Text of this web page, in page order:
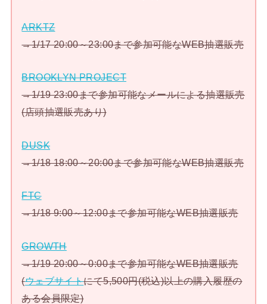
ARKTZ
→1/17 20:00～23:00まで参加可能なWEB抽選販売
BROOKLYN PROJECT
→1/19 23:00まで参加可能なメールによる抽選販売
(店頭抽選販売あり)
DUSK
→1/18 18:00～20:00まで参加可能なWEB抽選販売
FTC
→1/18 9:00～12:00まで参加可能なWEB抽選販売
GROWTH
→1/19 20:00～0:00まで参加可能なWEB抽選販売
(ウェブサイトにて5,500円(税込)以上の購入履歴の
ある会員限定)